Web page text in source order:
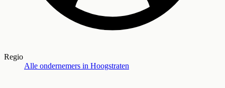
Regio
Alle ondernemers in Hoogstraten